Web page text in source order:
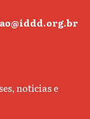
notícias e